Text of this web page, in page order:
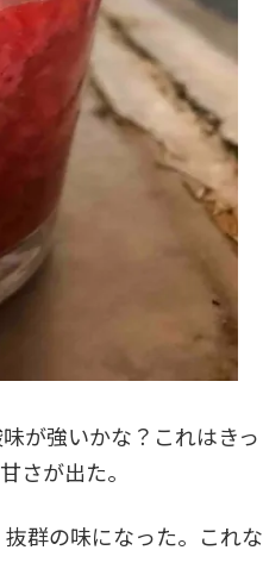
が強いかな？これはきっ
さが出た。
群の味になった。これな